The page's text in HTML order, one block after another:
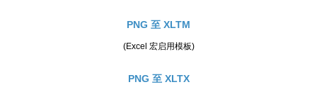
PNG 至 XLTM
(Excel 宏启用模板)
PNG 至 XLTX